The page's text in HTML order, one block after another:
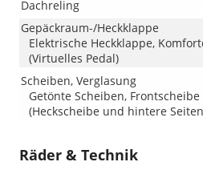
Dachreling
Gepäckraum-/Heckklappe
Elektrische Heckklappe,
(Virtuelles Pedal)
Scheiben, Verglasung
Getönte Scheiben,
(Heckscheibe und hintere
Räder & Technik